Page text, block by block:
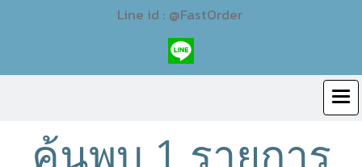
Line id : @FastOrder
ค้นพบ 1 รายการ